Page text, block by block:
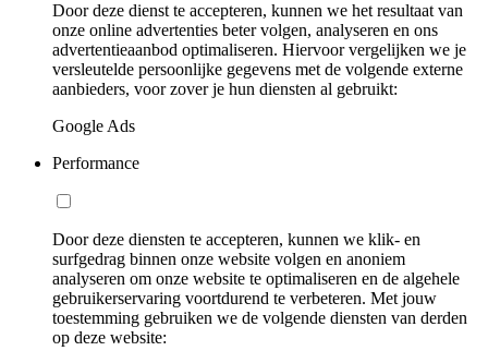
Door deze dienst te accepteren, kunnen we het resultaat van
onze online advertenties beter volgen, analyseren en ons
advertentieaanbod optimaliseren. Hiervoor vergelijken we je
versleutelde persoonlijke gegevens met de volgende externe
aanbieders, voor zover je hun diensten al gebruikt:
Google Ads
Performance
Door deze diensten te accepteren, kunnen we klik- en
surfgedrag binnen onze website volgen en anoniem
analyseren om onze website te optimaliseren en de algehele
gebruikerservaring voortdurend te verbeteren. Met jouw
toestemming gebruiken we de volgende diensten van derden
op deze website: